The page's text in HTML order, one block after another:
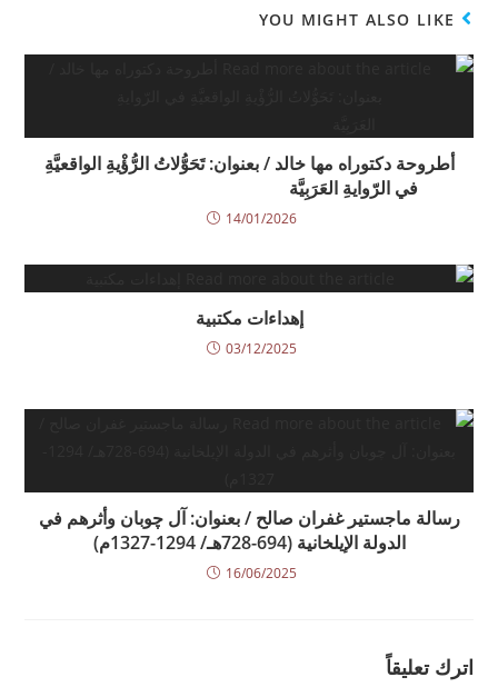
YOU MIGHT ALSO LIKE
أطروحة دكتوراه مها خالد / بعنوان: تَحَوُّلاتُ الرُّؤْيةِ الواقعيَّةِ
في الرّوايةِ العَرَبِيَّة
14/01/2026
إهداءات مكتبية
03/12/2025
رسالة ماجستير غفران صالح / بعنوان: آل چوبان وأثرهم في
الدولة الإيلخانية (694-728هـ/ 1294-1327م)
16/06/2025
اترك تعليقاً